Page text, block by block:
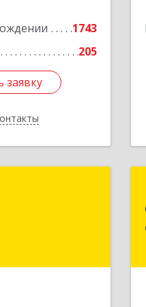
1743
205
заявку
Подробнее
заявку
г, Правды
Подробнее